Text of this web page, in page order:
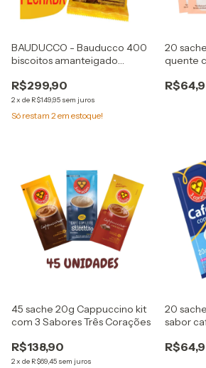
BAUDUCCO - Bauducco 400
biscoitos amanteigado
R$299,90
2x de R$149,95 sem juros
Só restam 2em estoque!
20
quente
45 sache 20g Cappuccino kit
com 3 Sabores Três Corações
R$138,90
2x de R$69,45 sem juros
20
sabor